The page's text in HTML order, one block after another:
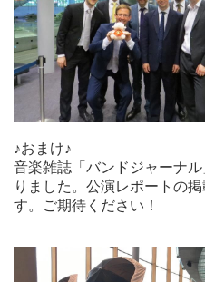
♪おまけ♪
音楽雑誌「バンドジャーナ
りました。公演レポートの
す。ご期待ください！